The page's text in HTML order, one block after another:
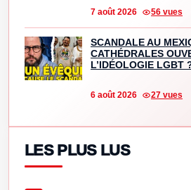
7 août 2026 56 vues
SCANDALE AU
CATHÉDRALES
L’IDÉOLOGIE LGBT
6 août 2026 27 vues
LES PLUS LUS